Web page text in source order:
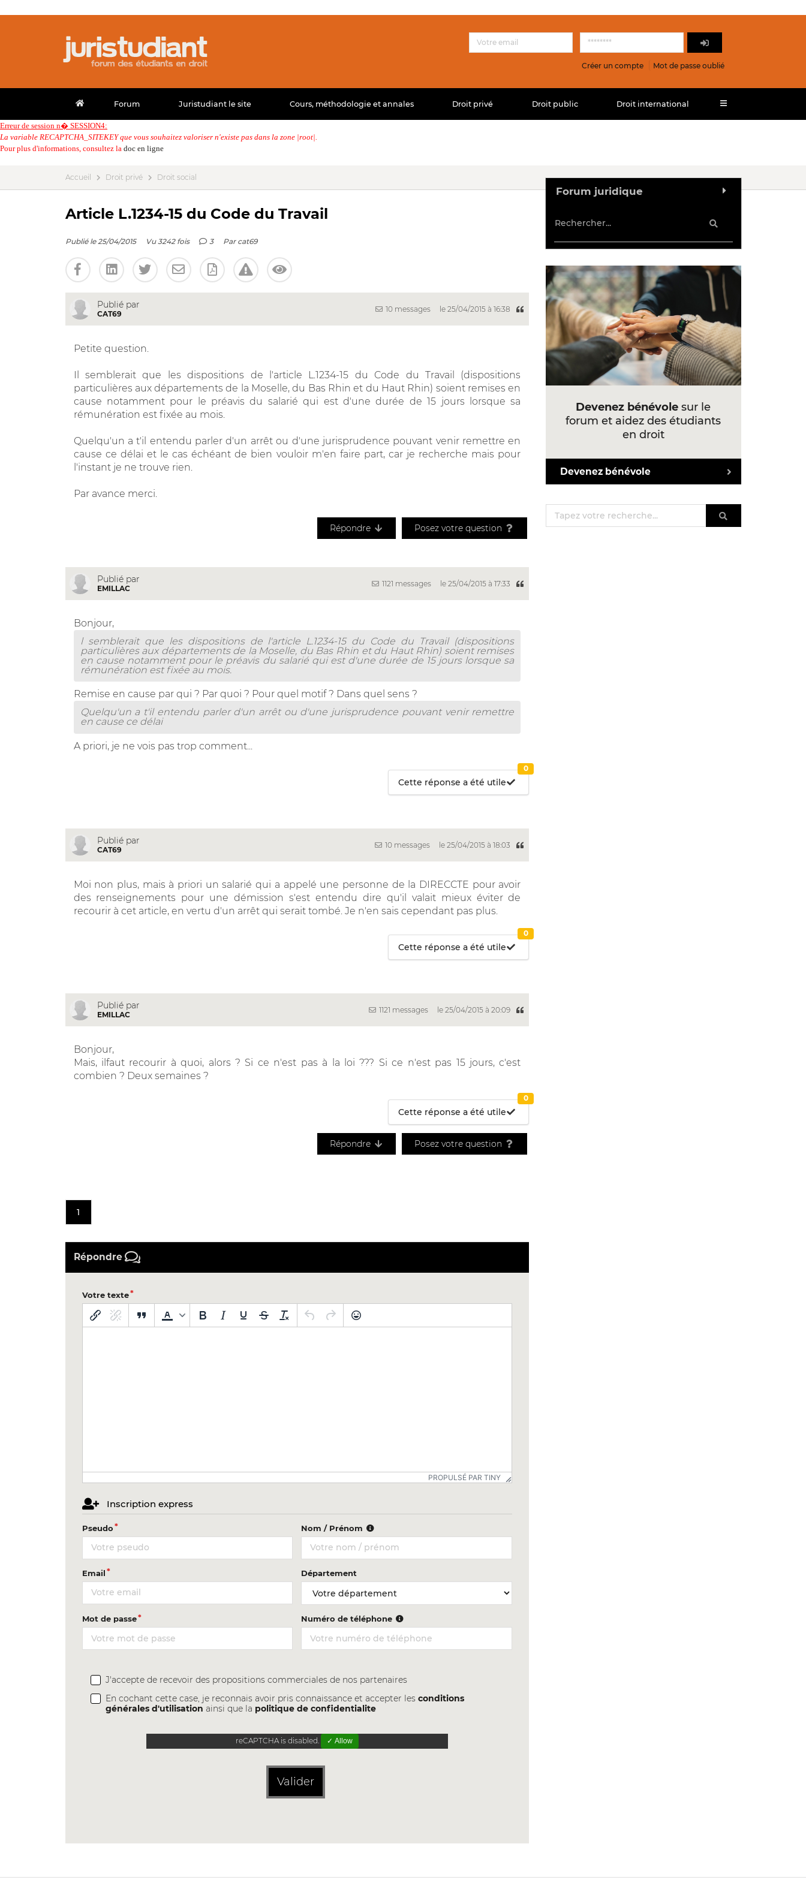
Créer un compte Mot de passe oublié
Forum Juristudiant le site Cours, méthodologie et annales Droit privé Droit public Droit international
Erreur de session n� SESSION4:
La variable RECAPTCHA_SITEKEY que vous souhaitez valoriser n'existe pas dans la zone |root|.
Pour plus d'informations, consultez la doc en ligne
Accueil Droit privé Droit social
Article L.1234-15 du Code du Travail
Publié le 25/04/2015 Vu 3242 fois 3 Par cat69
Publié par
CAT69
10 messages le 25/04/2015 à 16:38
Petite question.
Il semblerait que les dispositions de l'article L.1234-15 du Code du Travail (dispositions
particulières aux départements de la Moselle, du Bas Rhin et du Haut Rhin) soient remises en
cause notamment pour le préavis du salarié qui est d'une durée de 15 jours lorsque sa
rémunération est fixée au mois.
Quelqu'un a t'il entendu parler d'un arrêt ou d'une jurisprudence pouvant venir remettre en
cause ce délai et le cas échéant de bien vouloir m'en faire part, car je recherche mais pour
l'instant je ne trouve rien.
Par avance merci.
Répondre Posez votre question
Publié par
EMILLAC
1121 messages le 25/04/2015 à 17:33
Bonjour,
l semblerait que les dispositions de l'article L.1234-15 du Code du Travail (dispositions
particulières aux départements de la Moselle, du Bas Rhin et du Haut Rhin) soient remises
en cause notamment pour le préavis du salarié qui est d'une durée de 15 jours lorsque sa
rémunération est fixée au mois.
Remise en cause par qui ? Par quoi ? Pour quel motif ? Dans quel sens ?
Quelqu'un a t'il entendu parler d'un arrêt ou d'une jurisprudence pouvant venir remettre
en cause ce délai
A priori, je ne vois pas trop comment...
Cette réponse a été utile
0
Publié par
CAT69
10 messages le 25/04/2015 à 18:03
Moi non plus, mais à priori un salarié qui a appelé une personne de la DIRECCTE pour avoir
des renseignements pour une démission s'est entendu dire qu'il valait mieux éviter de
recourir à cet article, en vertu d'un arrêt qui serait tombé. Je n'en sais cependant pas plus.
Cette réponse a été utile
0
Publié par
EMILLAC
1121 messages le 25/04/2015 à 20:09
Bonjour,
Mais, ilfaut recourir à quoi, alors ? Si ce n'est pas à la loi ??? Si ce n'est pas 15 jours, c'est
combien ? Deux semaines ?
Cette réponse a été utile
0
Répondre Posez votre question
1
Répondre
Votre texte
PROPULSÉ PAR TINY
Inscription express
Pseudo Nom / Prénom
Email Département
Mot de passe Numéro de téléphone
J'accepte de recevoir des propositions commerciales de nos partenaires
En cochant cette case, je reconnais avoir pris connaissance et accepter lesconditions
générales d'utilisation ainsi que la politique de confidentialite
reCAPTCHA is disabled. ✓ Allow
Valider
Forum juridique
Devenez bénévole sur le
forum et aidez des étudiants
en droit
Devenez bénévole